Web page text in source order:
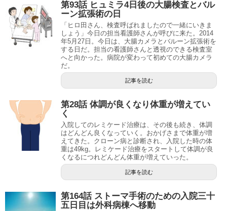
第93話 ヒュミラ4日後の大腸検査とバル
ーン拡張術の日
「ヒロ田さん、検査呼ばれましたので一緒にいきま
しょう」今日の担当看護師さんが呼びに来た。2014
年5月27日。今日は、大腸カメラとバルーン拡張術を
する日だ。担当の看護師さんと透視のできる検査室
へと向かった。病院が変わって初めての大腸カメラ
だ。
記事を読む
第28話 体調が良くなり体重が増えてい
く
入院してのレミケード治療は、その後も続き、体調
はどんどん良くなっていく。おかげさまで体重が増
えてきた。クローン病と診断され、入院した時の体
重は49kg。レミケード治療をスタートして体調が良
くなるにつれどんどん体重が増えていった。
記事を読む
第164話 ストーマ手術のための入院三十
五日目は外科病棟へ移動